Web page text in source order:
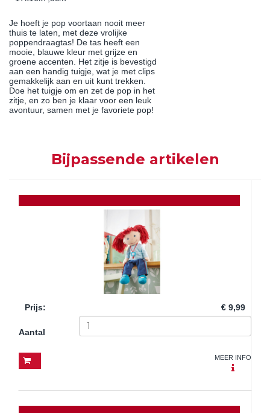
Je hoeft je pop voortaan nooit meer
thuis te laten, met deze vrolijke
poppendraagtas! De tas heeft een
mooie, blauwe kleur met grijze en
groene accenten. Het zitje is bevestigd
aan een handig tuigje, wat je met clips
gemakkelijk aan en uit kunt trekken.
Doe het tuigje om en zet de pop in het
zitje, en zo ben je klaar voor een leuk
avontuur, samen met je favoriete pop!
Bijpassende artikelen
Prijs: € 9,99
Aantal
MEER INFO